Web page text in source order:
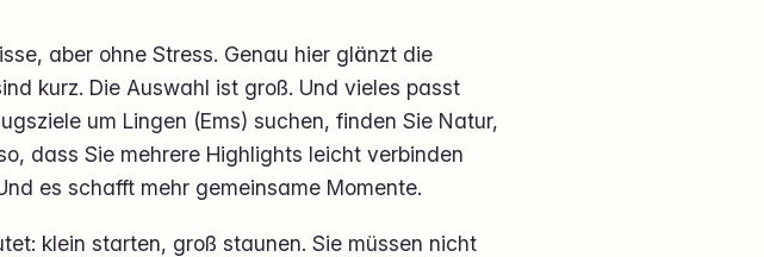
aber ohne Stress. Genau hier glänzt die
kurz. Die Auswahl ist groß. Und vieles passt
um Lingen (Ems) suchen, finden Sie Natur,
dass Sie mehrere Highlights leicht verbinden
es schafft mehr gemeinsame Momente.
klein starten, groß staunen. Sie müssen nicht